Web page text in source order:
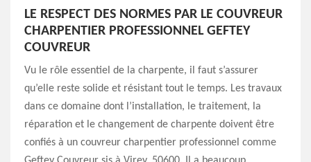
LE RESPECT DES NORMES PAR LE COUVREUR
CHARPENTIER PROFESSIONNEL GEFTEY
COUVREUR
Vu le rôle essentiel de la charpente, il faut s’assurer
qu’elle reste solide et résistant tout le temps. Les travaux
dans ce domaine dont l’installation, le traitement, la
réparation et le changement de charpente doivent être
confiés à un couvreur charpentier professionnel comme